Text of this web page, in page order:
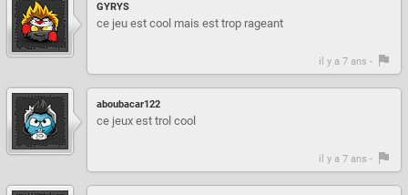
GYRYS
ce jeu est cool mais est trop rageant
il y a 7 ans -
aboubacar122
ce jeux est trol cool
il y a 7 ans -